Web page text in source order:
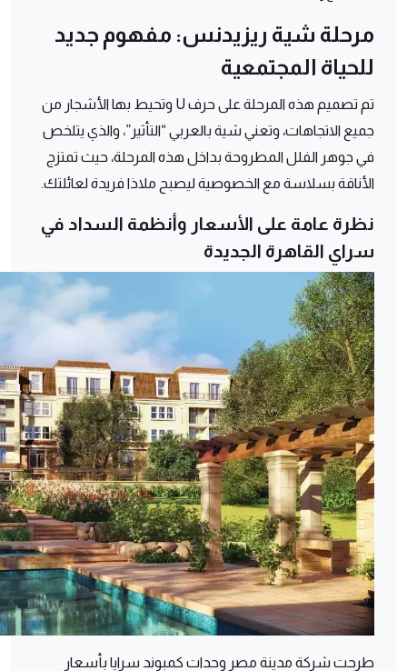
مرحلة شية ريزيدنس: مفهوم جديد
للحياة المجتمعية
تم تصميم هذه المرحلة على حرف U وتحيط بها الأشجار من
جميع الاتجاهات، وتعني شية بالعربي “التأثير”، والذي يتلخص
في جوهر الفلل المطروحة بداخل هذه المرحلة، حيث تمتزج
الأناقة بسلاسة مع الخصوصية ليصبح ملاذا فريدة لعائلتك.
نظرة عامة على الأسعار وأنظمة السداد في
سراي القاهرة الجديدة
طرحت شركة مدينة مصر وحدات كمبوند سرايا بأسعار